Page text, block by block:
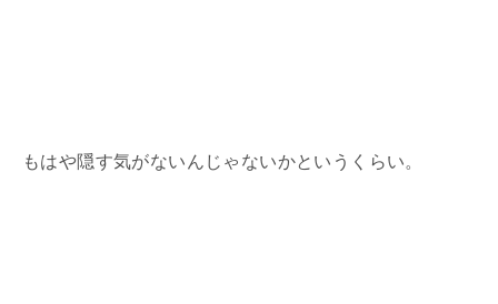
もはや隠す気がないんじゃないかというくらい。